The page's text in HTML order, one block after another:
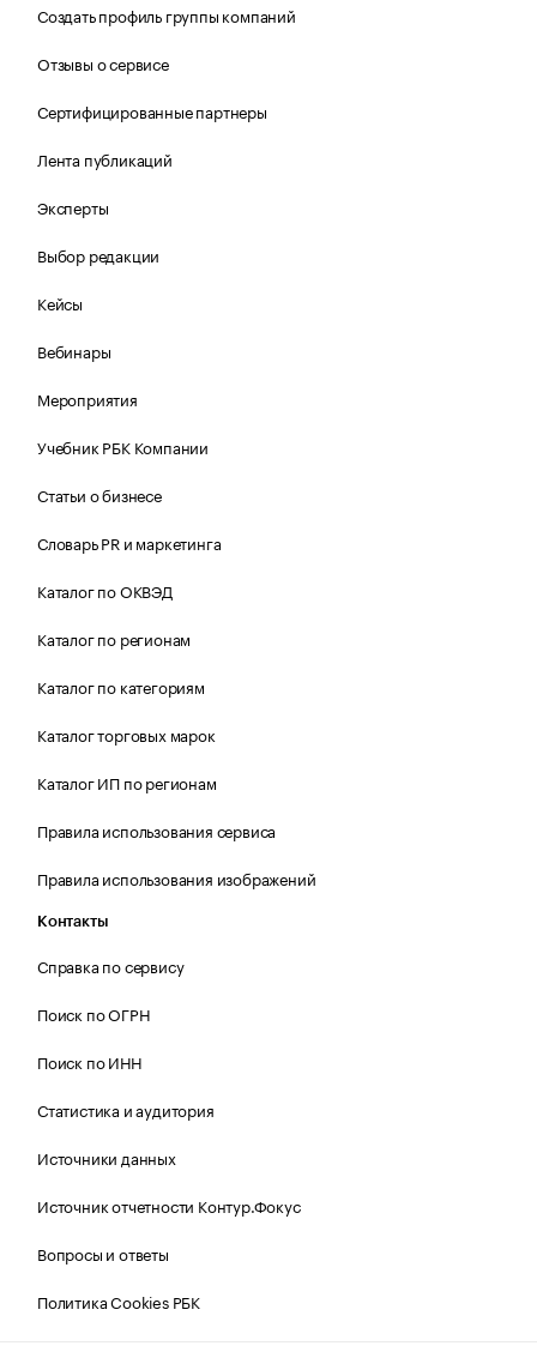
Создать профиль группы компаний
Отзывы о сервисе
Сертифицированные партнеры
Лента публикаций
Эксперты
Выбор редакции
Кейсы
Вебинары
Мероприятия
Учебник РБК Компании
Статьи о бизнесе
Словарь PR и маркетинга
Каталог по ОКВЭД
Каталог по регионам
Каталог по категориям
Каталог торговых марок
Каталог ИП по регионам
Правила использования сервиса
Правила использования изображений
Контакты
Справка по сервису
Поиск по ОГРН
Поиск по ИНН
Статистика и аудитория
Источники данных
Источник отчетности Контур.Фокус
Вопросы и ответы
Политика Cookies РБК